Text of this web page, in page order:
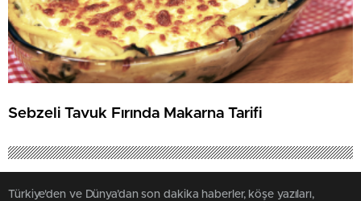
Sebzeli Tavuk Fırında Makarna Tarifi
Türkiye'den ve Dünya’dan son dakika haberler, köşe yazıları,